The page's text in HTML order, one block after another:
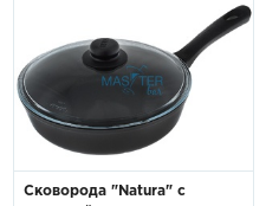
Сковорода "Natura" с